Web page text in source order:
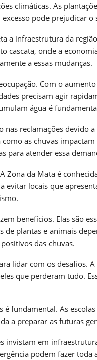
climáticas. As
pode prejudicar o
a infraestrutura da
cascata, onde a
a essas mudanças.
Com o
precisam agir
água é
reclamações devido
as chuvas
para atender essa
Zona da Mata é
evitar locais que
benefícios. Elas são
de plantas e animais
das chuvas.
lidar com os desafios.
que perderam tudo.
é fundamental. As
a preparar as futuras
invistam em
podem fazer